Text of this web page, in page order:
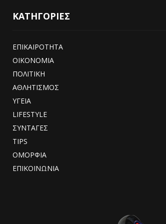
ΚΑΤΗΓΟΡΙΕΣ
ΕΠΙΚΑΙΡΟΤΗΤΑ
ΟΙΚΟΝΟΜΙΑ
ΠΟΛΙΤΙΚΗ
ΑΘΛΗΤΙΣΜΟΣ
ΥΓΕΙΑ
LIFESTYLE
ΣΥΝΤΑΓΕΣ
TIPS
ΟΜΟΡΦΙΑ
ΕΠΙΚΟΙΝΩΝΙΑ